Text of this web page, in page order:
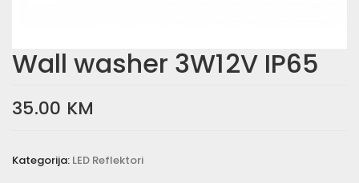
Wall washer 3W12V IP65
35.00 KM
Kategorija: LED Reflektori